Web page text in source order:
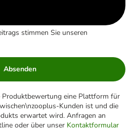
stimmen Sie unseren
Absenden
Produktbewertung eine Plattform für
Kunden ist und die
erwartet wird. Anfragen an
oder über unser Kontaktformular